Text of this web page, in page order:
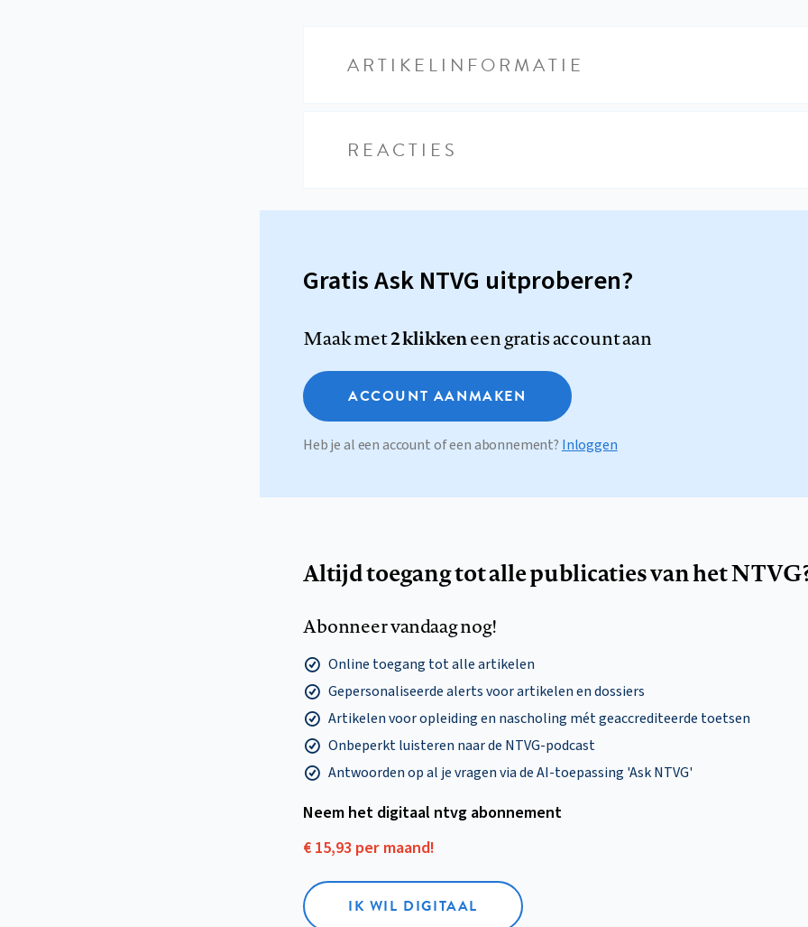
ARTIKELINFORMATIE
REACTIES
Gratis Ask NTVG uitproberen?
Maak met2 klikkeneen gratis account aan
ACCOUNT AANMAKEN
Heb je al een account of een abonnement? Inloggen
Altijd toegang tot alle publicaties van het
Abonneer vandaag nog!
Online toegang tot alle artikelen
Gepersonaliseerde alerts voor artikelen en dossiers
Artikelen voor opleiding en nascholing mét geaccrediteerde toetsen
Onbeperkt luisteren naar de NTVG-podcast
Antwoorden op al je vragen via de AI-toepassing 'Ask NTVG'
Neem het digitaal ntvg abonnement
€ 15,93 per maand!
IK WIL DIGITAAL